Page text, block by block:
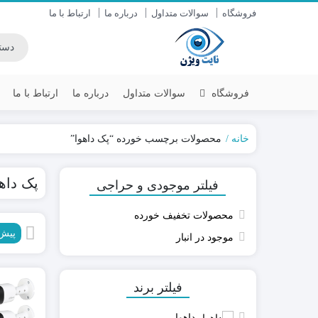
فروشگاه سوالات متداول درباره ما ارتباط با ما
فروشگاه
یونی ویو UNV
آیمو IMOU
دستگاه DVR / NVR
سایان (SAYAN)
سوالات متداول درباره ما ارتباط با ما
خانه محصولات برچسب خورده “پک داهوا”
پک فیلتر موجودی و حراجی
محصولات تخفیف خورده
موجود در انبار
فیلتر برند